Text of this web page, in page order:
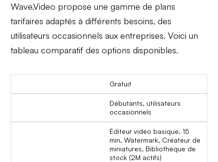
Wave.Video propose une gamme de plans
tarifaires adaptés à différents besoins, des
utilisateurs occasionnels aux entreprises. Voici un
tableau comparatif des options disponibles.
Gratuit
Débutants, utilisateurs
occasionnels
Éditeur vidéo basique, 15
min, Watermark, Créateur de
miniatures, Bibliothèque de
stock (2M actifs)